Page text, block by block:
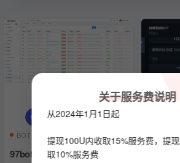
BOT 模块化 机器人
97bot模块化机器人安全重构
双向机
关于服务费说明
从2024年1月1日起
提现100U内收取15%服务费，提
取10%服务费